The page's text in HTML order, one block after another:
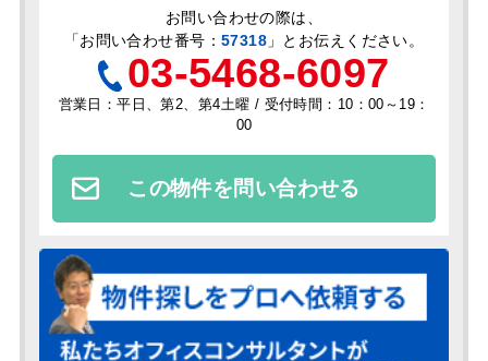
お問い合わせの際は、
「お問い合わせ番号： 57318 」とお伝えください。
03-5468-6097
営業日：平日、第2、第4土曜 / 受付時間：10：00～19：
00
この物件を問い合わせる